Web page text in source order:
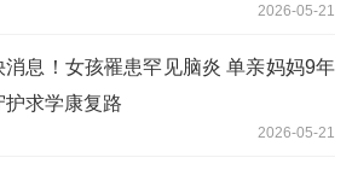
2026-05-21
消息！女孩罹患罕见脑炎 单亲妈妈9年
护求学康复路
2026-05-21